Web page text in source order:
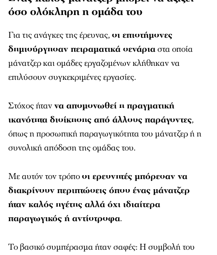
όσο ολόκληρη η ομάδα του
Για τις ανάγκες της έρευνας, οι επιστήμονες
δημιούργησαν πειραματικά σενάριαστα οποία
μάνατζερ και ομάδες εργαζομένων κλήθηκαν να
επιλύσουν συγκεκριμένες εργασίες.
Στόχος ήταννα απομονωθεί η πραγματική
ικανότητα διοίκησης από άλλους παράγοντες,
όπως η προσωπική παραγωγικότητα του μάνατζερ ή η
συνολική απόδοση της ομάδας του.
Με αυτόν τον τρόποοι ερευνητές μπόρεσαν να
διακρίνουν περιπτώσεις όπου ένας μάνατζερ
ήταν καλός ηγέτης αλλά όχι ιδιαίτερα
παραγωγικός ή αντίστροφα.
Το βασικό συμπέρασμα ήταν σαφές: Η συμβολή του